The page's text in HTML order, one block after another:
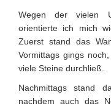
Wegen der vielen
orientierte ich mich
Zuerst stand das
Vormittags gings
viele Steine durchließ.
Nachmittags stand
nachdem auch das